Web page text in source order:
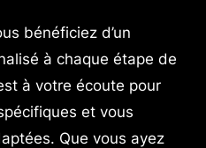
bénéficiez d’un
à chaque étape de
à votre écoute pour
et vous
Que vous ayez